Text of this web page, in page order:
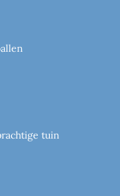
tuin